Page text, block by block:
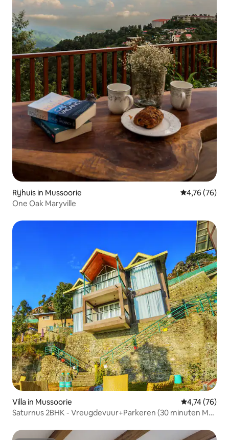
Rijhuis in Mussoorie Gemiddelde
4,76 (76)
One Oak Maryville
Villa in Mussoorie Gemiddelde
4,74 (76)
Saturnus 2BHK - Vreugdevuur+Parkeren (30 minuten Mall